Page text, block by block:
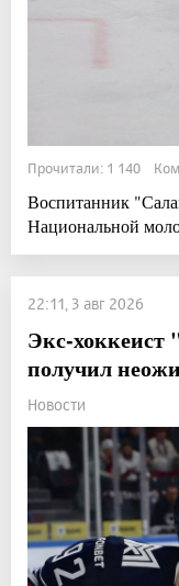
Прочитали: 1 140
Воспитанник
Национальной
22:11, 3 авг 2026
Экс-хоккеист
получил
Новости